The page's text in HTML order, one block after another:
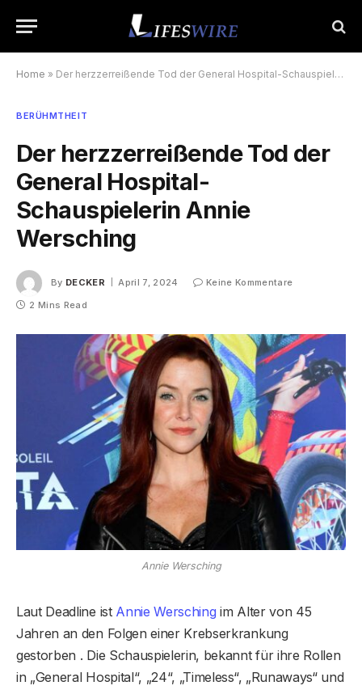
Home » Der herzzerreißende Tod der General Hospital-Schauspielerin Annie Wersching
BERÜHMTHEIT
Der herzzerreißende Tod der
General Hospital-
Schauspielerin Annie
Wersching
By DECKER April 7, 2024
Keine Kommentare
2 Mins Read
Annie Wersching
Laut Deadline ist Annie Wersching im Alter von 45
Jahren an den Folgen einer Krebserkrankung
gestorben . Die Schauspielerin, bekannt für ihre Rollen
in „General Hospital“, „24“, „Timeless“, „Runaways“ und